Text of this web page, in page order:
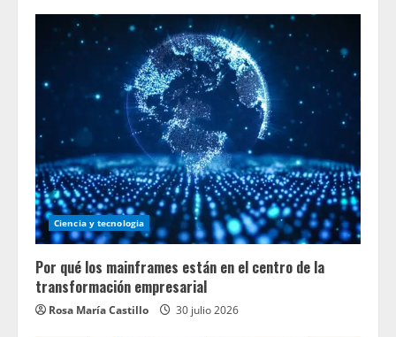
Ciencia y tecnologia
Por qué los mainframes están en el centro de la
transformación empresarial
Rosa María Castillo 30 julio 2026